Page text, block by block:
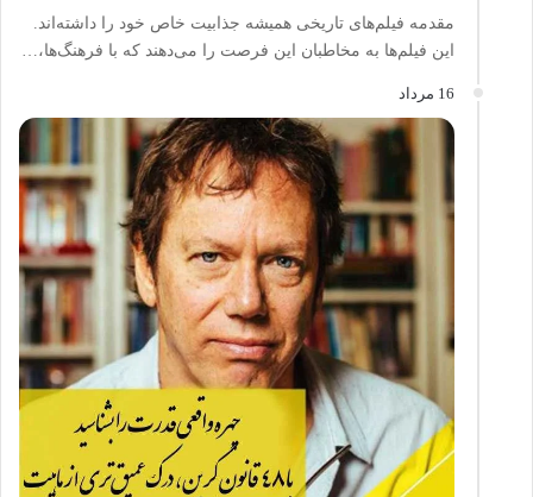
مقدمه فیلم‌های تاریخی همیشه جذابیت خاص خود را داشته‌اند.
این فیلم‌ها به مخاطبان این فرصت را می‌دهند که با فرهنگ‌ها،…
16 مرداد